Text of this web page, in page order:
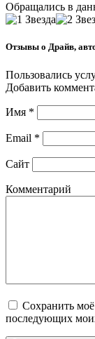
Обращались в
Отзывы о Драйв,
Пользовались
Добавить
Имя *
Email *
Сайт
Комментарий
Сохранить моё
последующих